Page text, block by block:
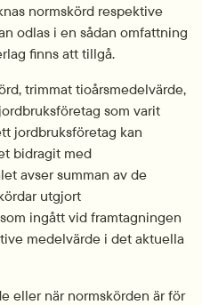
normskörd respektive
odlas i en sådan omfattning
finns att tillgå.
trimmat tioårsmedelvärde,
som varit
jordbruksföretag kan
bidragit med
avser summan av de
utgjort
ingått vid framtagningen
medelvärde i det aktuella
eller när normskörden är för